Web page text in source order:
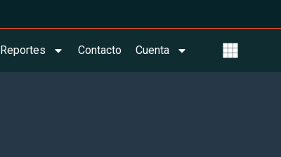
Reportes Contacto Cuenta